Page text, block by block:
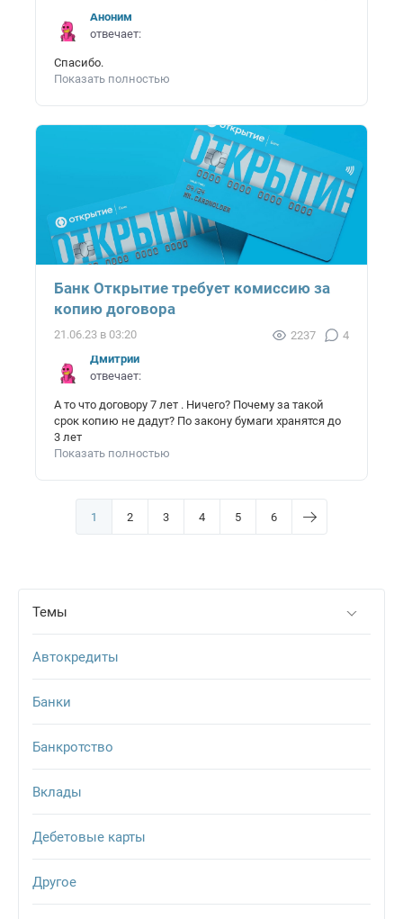
Аноним
отвечает:
Спасибо.
Показать полностью
Банк Открытие требует комиссию за
копию договора
21.06.23 в 03:20 2237
4
Дмитрий
отвечает:
А то что договору 7 лет . Ничего? Почему за такой
срок копию не дадут? По закону бумаги хранятся до
3 лет
Показать полностью
1 2 3 4 5 6
Темы
Автокредиты
Банки
Банкротство
Вклады
Дебетовые карты
Другое